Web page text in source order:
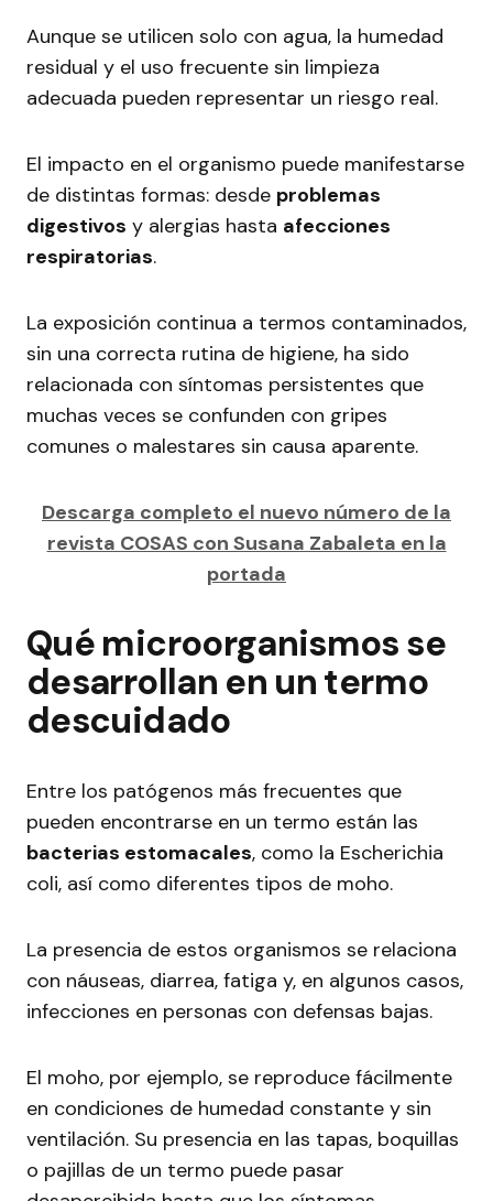
Aunque se utilicen solo con agua, la humedad
residual y el uso frecuente sin limpieza
adecuada pueden representar un riesgo real.
El impacto en el organismo puede manifestarse
de distintas formas: desde problemas
digestivos y alergias hasta afecciones
respiratorias.
La exposición continua a termos contaminados,
sin una correcta rutina de higiene, ha sido
relacionada con síntomas persistentes que
muchas veces se confunden con gripes
comunes o malestares sin causa aparente.
Descarga completo el nuevo número de la
revista COSAS con Susana Zabaleta en la
portada
Qué microorganismos se
desarrollan en un termo
descuidado
Entre los patógenos más frecuentes que
pueden encontrarse en un termo están las
bacterias estomacales, como la Escherichia
coli, así como diferentes tipos de moho.
La presencia de estos organismos se relaciona
con náuseas, diarrea, fatiga y, en algunos casos,
infecciones en personas con defensas bajas.
El moho, por ejemplo, se reproduce fácilmente
en condiciones de humedad constante y sin
ventilación. Su presencia en las tapas, boquillas
o pajillas de un termo puede pasar